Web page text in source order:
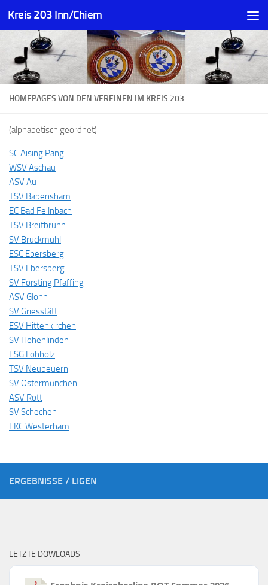
Zum Inhalt springen
Kreis 203 Inn/Chiem
HOMEPAGES VON DEN VEREINEN IM KREIS 203
(alphabetisch geordnet)
SC Aising Pang
WSV Aschau
ASV Au
TSV Babensham
EC Bad Feilnbach
TSV Breitbrunn
SV Bruckmühl
ESC Ebersberg
TSV Ebersberg
SV Forsting Pfaffing
ASV Glonn
SV Griesstätt
ESV Hittenkirchen
SV Hohenlinden
ESG Lohholz
TSV Neubeuern
SV Ostermünchen
ASV Rott
SV Schechen
EKC Westerham
ERGEBNISSE / LIGEN
LETZTE DOWLOADS